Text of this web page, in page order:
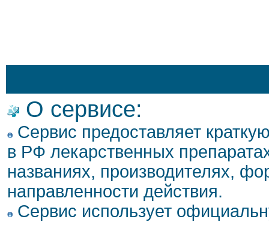
О сервисе:
Сервис предоставляет
в РФ лекарственных
названиях, производителях,
направленности действия.
Сервис использует